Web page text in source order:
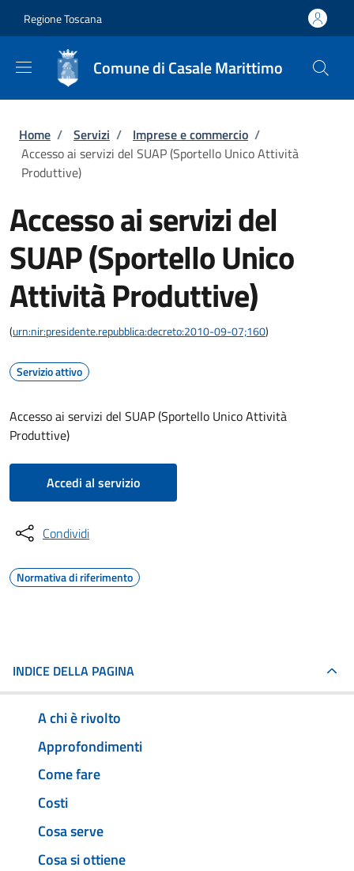
Regione Toscana
Comune di Casale Marittimo
Briciole di pane
Home / Servizi / Imprese e commercio /
Accesso ai servizi del SUAP (Sportello Unico Attività
Produttive)
Accesso ai servizi del
SUAP (Sportello Unico
Attività Produttive)
(urn:nir:presidente.repubblica:decreto:2010-09-07;160)
Servizio attivo
Accesso ai servizi del SUAP (Sportello Unico Attività
Produttive)
Accedi al servizio
Condividi
Normativa di riferimento
INDICE DELLA PAGINA
A chi è rivolto
Approfondimenti
Come fare
Costi
Cosa serve
Cosa si ottiene